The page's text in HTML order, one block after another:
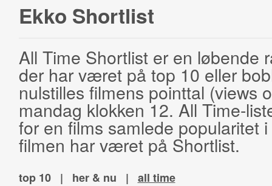
Ekko Shortlist
All Time Shortlist er en løbende
der har været på top 10 eller
nulstilles filmens pointtal (views
mandag klokken 12. All Time-
for en films samlede popularitet
filmen har været på Shortlist.
top 10 | her & nu | all time